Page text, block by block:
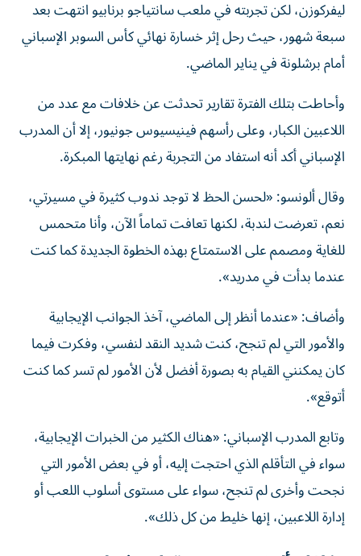
ليفركوزن، لكن تجربته في ملعب سانتياجو برنابيو انتهت بعد
سبعة شهور، حيث رحل إثر خسارة نهائي كأس السوبر الإسباني
أمام برشلونة في يناير الماضي.
وأحاطت بتلك الفترة تقارير تحدثت عن خلافات مع عدد من
اللاعبين الكبار، وعلى رأسهم فينيسيوس جونيور، إلا أن المدرب
الإسباني أكد أنه استفاد من التجربة رغم نهايتها المبكرة.
وقال ألونسو: «لحسن الحظ لا توجد ندوب كثيرة في مسيرتي،
نعم، تعرضت لندبة، لكنها تعافت تماماً الآن، وأنا متحمس
للغاية ومصمم على الاستمتاع بهذه الخطوة الجديدة كما كنت
عندما بدأت في مدريد».
وأضاف: «عندما أنظر إلى الماضي، آخذ الجوانب الإيجابية
والأمور التي لم تنجح، كنت شديد النقد لنفسي، وفكرت فيما
كان يمكنني القيام به بصورة أفضل لأن الأمور لم تسر كما كنت
أتوقع».
وتابع المدرب الإسباني: «هناك الكثير من الخبرات الإيجابية،
سواء في التأقلم الذي احتجت إليه، أو في بعض الأمور التي
نجحت وأخرى لم تنجح، سواء على مستوى أسلوب اللعب أو
إدارة اللاعبين، إنها خليط من كل ذلك».